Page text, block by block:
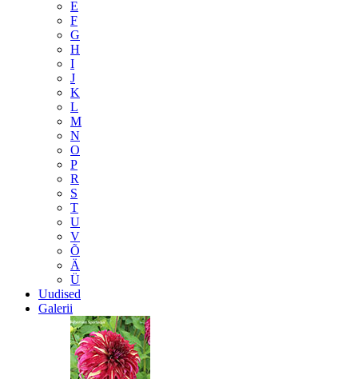
E
F
G
H
I
J
K
L
M
N
O
P
R
S
T
U
V
Õ
Ä
Ü
Uudised
Galerii